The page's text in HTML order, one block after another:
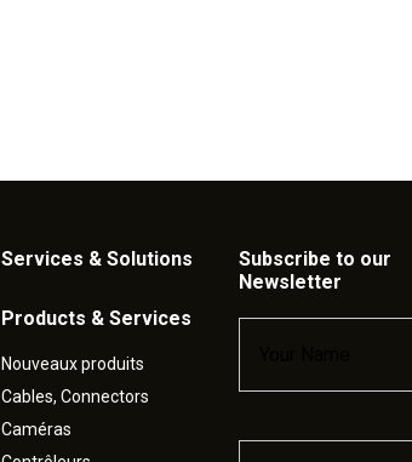
Services & Solutions
Products & Services
Nouveaux produits
Cables, Connectors
Caméras
Subscribe to our
Newsletter